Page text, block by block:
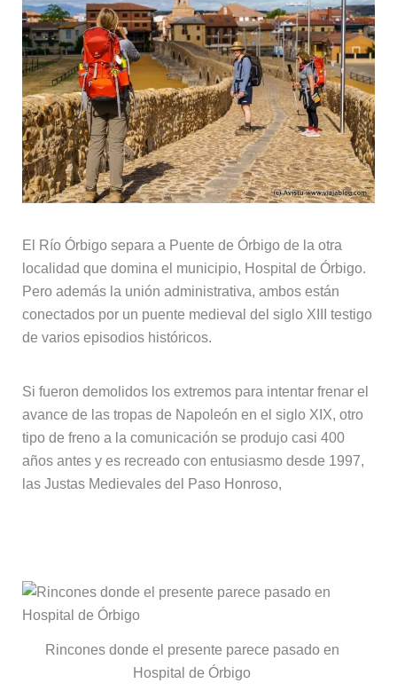
El Río Órbigo separa a Puente de Órbigo de la otra
localidad que domina el municipio, Hospital de Órbigo.
Pero además la unión administrativa, ambos están
conectados por un puente medieval del siglo XIII testigo
de varios episodios históricos.
Si fueron demolidos los extremos para intentar frenar el
avance de las tropas de Napoleón en el siglo XIX, otro
tipo de freno a la comunicación se produjo casi 400
años antes y es recreado con entusiasmo desde 1997,
las Justas Medievales del Paso Honroso,
Rincones donde el presente parece pasado en
Hospital de Órbigo